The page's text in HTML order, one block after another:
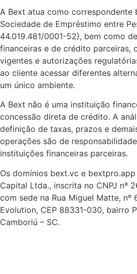
A Bext atua como correspondente
Sociedade de Empréstimo entre
44.019.481/0001-52), bem como
financeiras e de crédito parceiras,
vigentes e autorizações
ao cliente acessar diferentes
um único ambiente.
A Bext não é uma instituição
concessão direta de crédito. A
definição de taxas, prazos e
operações são de
instituições financeiras parceiras.
Os domínios bext.vc e
Capital Ltda., inscrita no CNPJ nº
com sede na Rua Miguel Matte, nº
Evolution, CEP 88331-030, bairro
Camboriú – SC.